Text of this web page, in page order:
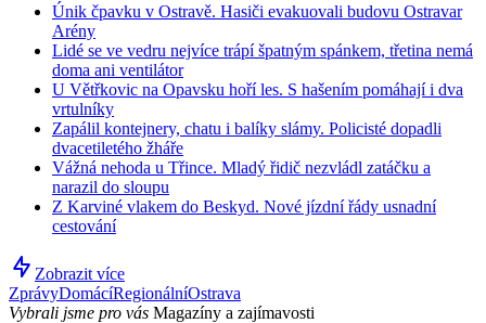
Únik čpavku v Ostravě. Hasiči evakuovali budovu Ostravar
Arény
Lidé se ve vedru nejvíce trápí špatným spánkem, třetina nemá
doma ani ventilátor
U Větřkovic na Opavsku hoří les. S hašením pomáhají i dva
vrtulníky
Zapálil kontejnery, chatu i balíky slámy. Policisté dopadli
dvacetiletého žháře
Vážná nehoda u Třince. Mladý řidič nezvládl zatáčku a
narazil do sloupu
Z Karviné vlakem do Beskyd. Nové jízdní řády usnadní
cestování
Zobrazit více
ZprávyDomácíRegionálníOstrava
Vybrali jsme pro vás Magazíny a zajímavosti